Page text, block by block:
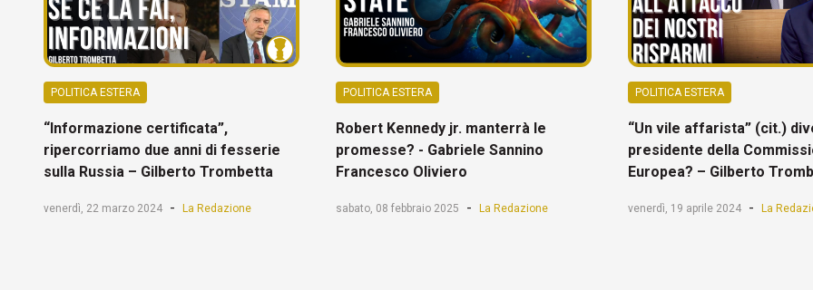
POLITICA ESTERA
“Informazione certificata”,
ripercorriamo due anni di fesserie
sulla Russia – Gilberto Trombetta
venerdì, 22 marzo 2024 - La Redazione
POLITICA ESTERA
Robert Kennedy jr. manterrà le
promesse? - Gabriele Sannino
Francesco Oliviero
sabato, 08 febbraio 2025 - La Redazione
POLITICA ESTERA
“Un vile affarista” (cit.)
presidente della
Europea? – Gilberto
venerdì, 19 aprile 2024 - La